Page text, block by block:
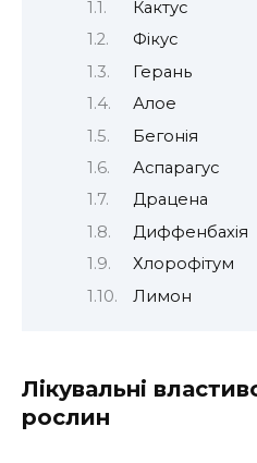
Кактус
Фікус
Герань
Алое
Бегонія
Аспарагус
Драцена
Диффенбахія
Хлорофітум
Лимон
Лікувальні
рослин